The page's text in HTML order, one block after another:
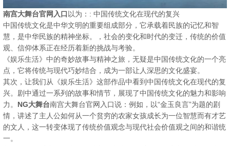
南宫大舞台官网入口 以为：: 中国传统文化在现代的复兴
中国传统文化是中华文明的重要组成部分，它承载着民族的记忆和智
慧，是中华民族的精神坐标。，社会的变化和时代的变迁，传统的价值
观、信仰体系正在经历着新的挑战与考验。
《娱乐生活》中的奇妙故事与精神之旅，无疑是中国传统文化的一个亮
点，它将传统与现代巧妙结合，成为一部让人深思的文化盛宴。
其次，让我们从《娱乐生活》这部作品中看到中国传统文化在现代的复
兴。剧中通过一系列的故事和情节，展现了中国传统文化的魅力和影响
力。 NG大舞台南宫大舞台官网入口说：例如，以“金玉良言”为题的剧
情，讲述了主人公如何从一个贫穷的农家女孩成长为一位智慧而有才艺
的文人，这一转变体现了传统价值观念与现代社会价值观之间的和谐统
一。